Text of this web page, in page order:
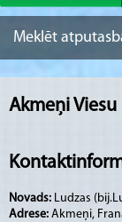
Akmeņi
Novads: Ludzas
Adrese: Akmeņi,